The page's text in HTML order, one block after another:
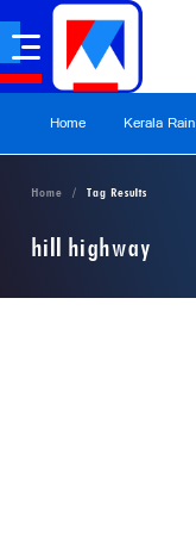
Home Kerala Rain
Home Tag Results
hill highway